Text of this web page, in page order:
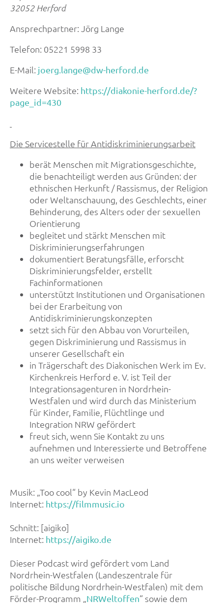
32052 Herford
Ansprechpartner: Jörg Lange
Telefon: 05221 5998 33
E-Mail: joerg.lange@dw-herford.de
Weitere Website: https://diakonie-herford.de/?
page_id=430
Die Servicestelle für Antidiskriminierungsarbeit
berät Menschen mit Migrationsgeschichte,
die benachteiligt werden aus Gründen: der
ethnischen Herkunft / Rassismus, der Religion
oder Weltanschauung, des Geschlechts, einer
Behinderung, des Alters oder der sexuellen
Orientierung
begleitet und stärkt Menschen mit
Diskriminierungserfahrungen
dokumentiert Beratungsfälle, erforscht
Diskriminierungsfelder, erstellt
Fachinformationen
unterstützt Institutionen und Organisationen
bei der Erarbeitung von
Antidiskriminierungskonzepten
setzt sich für den Abbau von Vorurteilen,
gegen Diskriminierung und Rassismus in
unserer Gesellschaft ein
in Trägerschaft des Diakonischen Werk im Ev.
Kirchenkreis Herford e. V. ist Teil der
Integrationsagenturen in Nordrhein-
Westfalen und wird durch das Ministerium
für Kinder, Familie, Flüchtlinge und
Integration NRW gefördert
freut sich, wenn Sie Kontakt zu uns
aufnehmen und Interessierte und Betroffene
an uns weiter verweisen
Musik: „Too cool“ by Kevin MacLeod
Internet: https://filmmusic.io
Schnitt: [aigiko]
Internet: https://aigiko.de
Dieser Podcast wird gefördert vom Land
Nordrhein-Westfalen (Landeszentrale für
politische Bildung Nordrhein-Westfalen) mit dem
Förder-Programm „NRWeltoffen“ sowie dem